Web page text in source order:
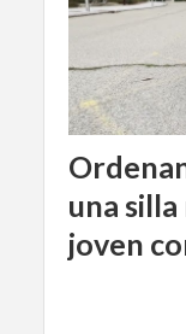
una
joven